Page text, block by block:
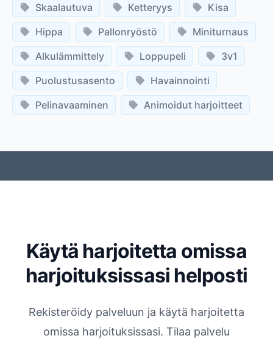
Skaalautuva
Ketteryys
Kisa
Hippa
Pallonryöstö
Miniturnaus
Alkulämmittely
Loppupeli
3v1
Puolustusasento
Havainnointi
Pelinavaaminen
Animoidut harjoitteet
Käytä harjoitetta omissa
harjoituksissasi helposti
Rekisteröidy palveluun ja käytä harjoitetta
omissa harjoituksissasi. Tilaa palvelu